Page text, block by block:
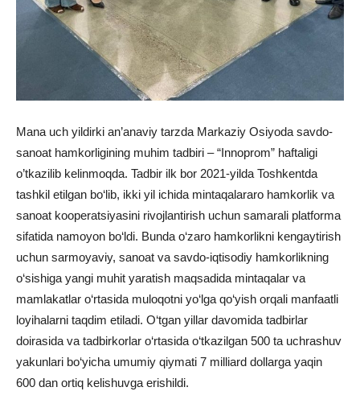
Mana uch yildirki an’anaviy tarzda Markaziy Osiyoda savdo-
sanoat hamkorligining muhim tadbiri – “Innoprom” haftaligi
o’tkazilib kelinmoqda. Tadbir ilk bor 2021-yilda Toshkentda
tashkil etilgan bo‘lib, ikki yil ichida mintaqalararo hamkorlik va
sanoat kooperatsiyasini rivojlantirish uchun samarali platforma
sifatida namoyon bo‘ldi. Bunda o‘zaro hamkorlikni kengaytirish
uchun sarmoyaviy, sanoat va savdo-iqtisodiy hamkorlikning
o‘sishiga yangi muhit yaratish maqsadida mintaqalar va
mamlakatlar o‘rtasida muloqotni yo‘lga qo‘yish orqali manfaatli
loyihalarni taqdim etiladi. O‘tgan yillar davomida tadbirlar
doirasida va tadbirkorlar o‘rtasida o‘tkazilgan 500 ta uchrashuv
yakunlari bo‘yicha umumiy qiymati 7 milliard dollarga yaqin
600 dan ortiq kelishuvga erishildi.